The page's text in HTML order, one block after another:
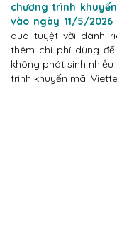
chương trình
vào ngày 11/5/2026
quà tuyệt vời dành
thêm chi phí dùng
không phát sinh
trình khuyến mãi